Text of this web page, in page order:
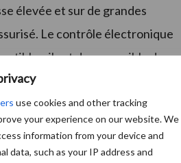
use cookies and other tracking
your experience on our website. We
information from your device and
data, such as your IP address and
élevée et sur de grandes
Le contrôle électronique
il est donc possible de
avec un grand nombre
à disques et les fraises
autres équipements.